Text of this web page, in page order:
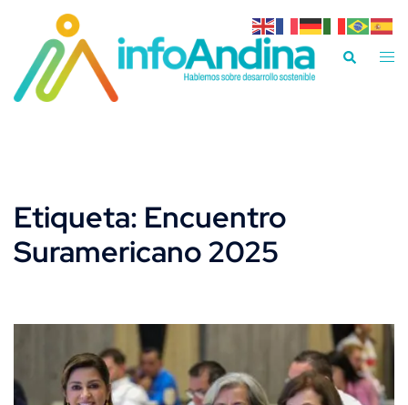
contenido
Buscar
Etiqueta: Encuentro
Suramericano 2025